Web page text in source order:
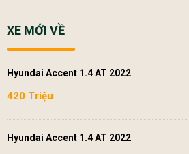
XE MỚI VỀ
Hyundai Accent 1.4 AT 2022
420 Triệu
Hyundai Accent 1.4 AT 2022